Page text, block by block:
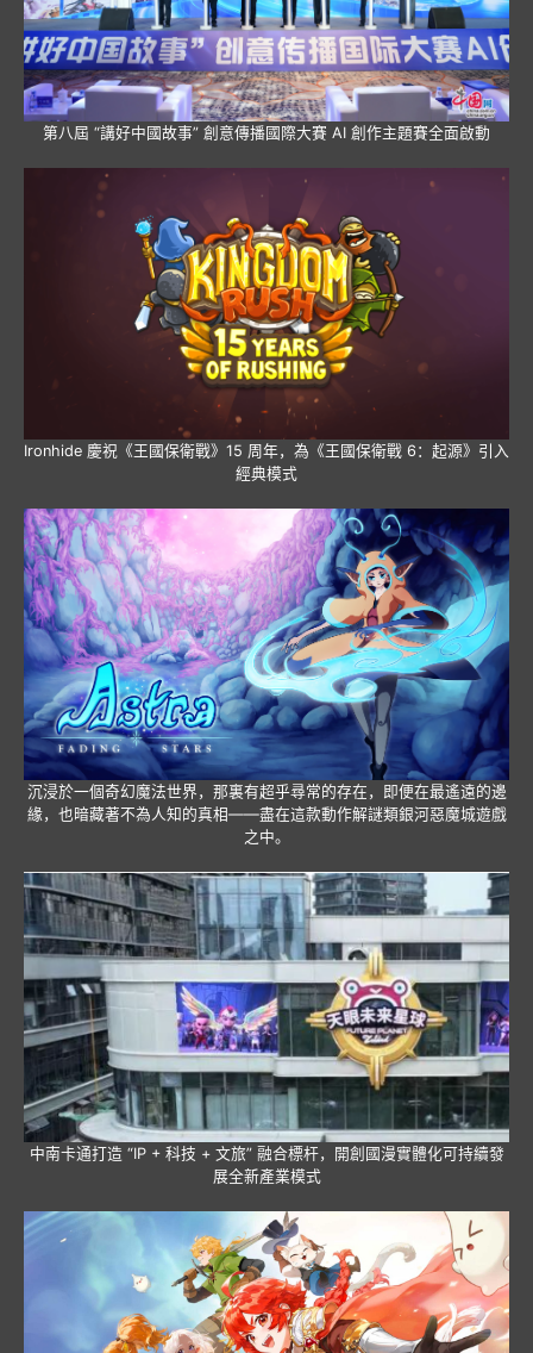
第八屆 “講好中國故事” 創意傳播國際大賽 AI 創作主題賽全面啟動
Ironhide 慶祝《王國保衛戰》15 周年，為《王國保衛戰 6：起源》引入
經典模式
沉浸於一個奇幻魔法世界，那裏有超乎尋常的存在，即便在最遙遠的邊
緣，也暗藏著不為人知的真相——盡在這款動作解謎類銀河惡魔城遊戲
之中。
中南卡通打造 “IP + 科技 + 文旅” 融合標杆，開創國漫實體化可持續發
展全新產業模式